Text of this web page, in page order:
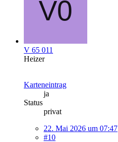
V 65 011
Heizer
Karteneintrag
ja
Status
privat
22. Mai 2026 um 07:47
#10